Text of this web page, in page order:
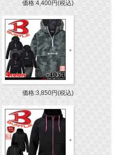
価格:4,400円(税込)
価格:3,850円(税込)